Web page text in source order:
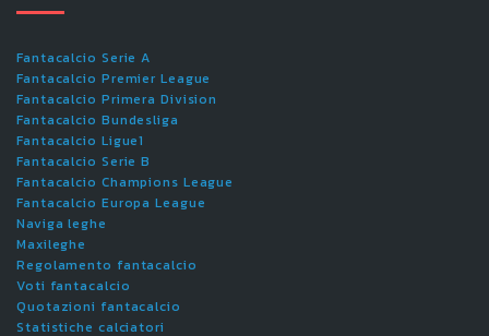
Fantacalcio Serie A
Fantacalcio Premier League
Fantacalcio Primera Division
Fantacalcio Bundesliga
Fantacalcio Ligue1
Fantacalcio Serie B
Fantacalcio Champions League
Fantacalcio Europa League
Naviga leghe
Maxileghe
Regolamento fantacalcio
Voti fantacalcio
Quotazioni fantacalcio
Statistiche calciatori